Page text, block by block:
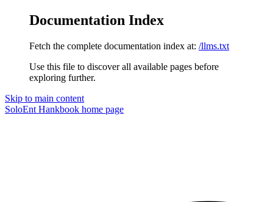
Documentation Index
Fetch the complete documentation index at: /llms.txt
Use this file to discover all available pages before
exploring further.
Skip to main content
SoloEnt Hankbook home page